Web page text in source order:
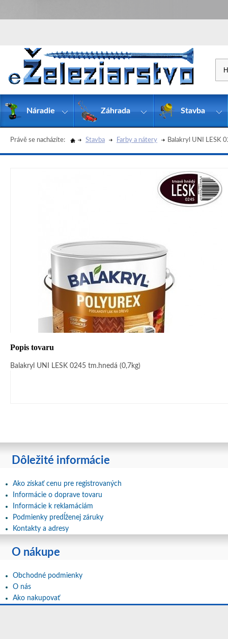
Právě se nacházíte: Stavba Farby a nátery Balakryl UNI LESK
Popis tovaru
Balakryl UNI LESK 0245 tm.hnedá (0,7kg)
Dôležité informácie
Ako získať cenu pre registrovaných
Informácie o doprave tovaru
Informácie k reklamáciám
Podmienky predĺženej záruky
Kontakty a adresy
O nákupe
Obchodné podmienky
O nás
Ako nakupovať
Náradie Záhrada Stavba